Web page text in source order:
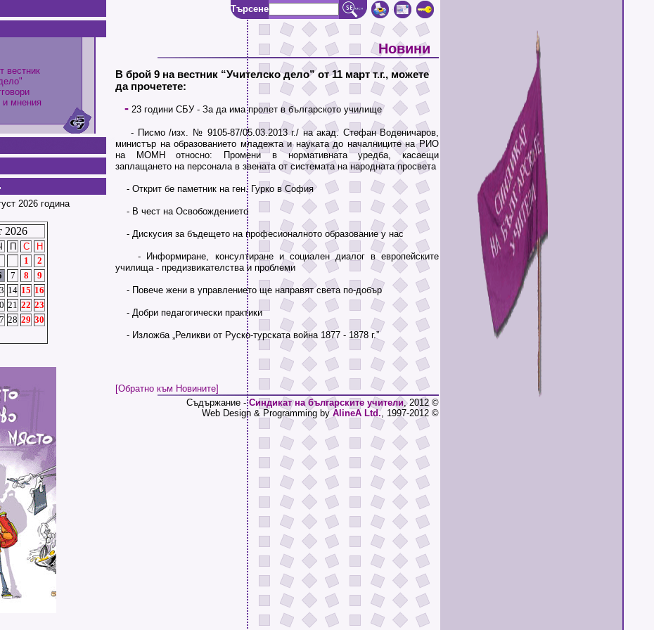
вестник
и мнения
2026 година
2026
П С
Н
1
2
7 8
9
14 15 16
21 22 23
28 29 30
Търсене
Новини
В брой 9 на вестник “Учителско дело” от 11 март т.г., можете
да прочетете:
- 23 години СБУ - За да има пролет в българското училище
- Писмо /изх. № 9105-87/05.03.2013 г./ на акад. Стефан Воденичаров,
министър на образованието младежта и науката до началниците на РИО
на МОМН относно: Промени в нормативната уредба, касаещи
заплащането на персонала в звената от системата на народната просвета
- Открит бе паметник на ген. Гурко в София
- В чест на Освобождението
- Дискусия за бъдещето на професионалното образование у нас
- Информиране, консултиране и социален диалог в европейските
училища - предизвикателства и проблеми
- Повече жени в управлението ще направят света по-добър
- Добри педагогически практики
- Изложба „Реликви от Руско-турската война 1877 - 1878 г.”
[Обратно към Новините]
Съдържание -Синдикат на българските учители, 2012 ©
Web Design & Programming byAlineA Ltd., 1997-2012 ©